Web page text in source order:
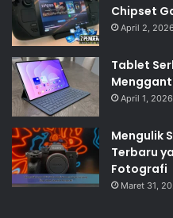
Chipset
April 2, 2026
Tablet
April 1, 2026
Mengulik
Terbaru
Fotografi
Maret 31,